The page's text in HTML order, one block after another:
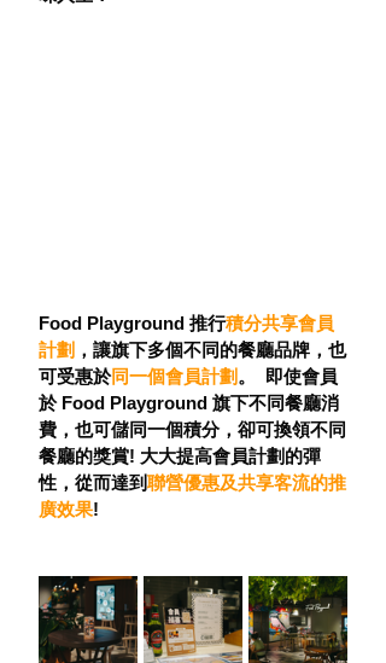
Food Playground 推行積分共享會員
計劃 ，讓旗下多個不同的餐廳品牌，也
可受惠於同一個會員計劃 。  即使會員
於 Food Playground 旗下不同餐廳消
費，也可儲同一個積分，卻可換領不同
餐廳的獎賞! 大大提高會員計劃的彈
性，從而達到聯營優惠及共享客流的推
廣效果!